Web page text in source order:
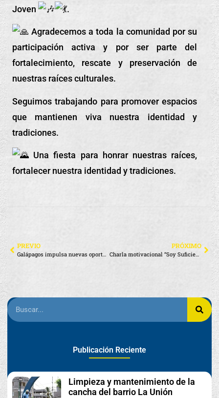
Joven
.
Agradecemos a toda la comunidad por su
participación activa y por ser parte del
fortalecimiento, rescate y preservación de
nuestras raíces culturales.
Seguimos trabajando para promover espacios
que mantienen viva nuestra identidad y
tradiciones.
Una fiesta para honrar nuestras raíces,
fortalecer nuestra identidad y tradiciones.
PREVIO
Galápagos impulsa nuevas oportunidades para el desarrollo productivo
PRÓXIMO
Charla motivacional “Soy Suficiente”, presentada por Nadia Mejía
Publicación Reciente
Limpieza y mantenimiento de la
cancha del barrio La Unión